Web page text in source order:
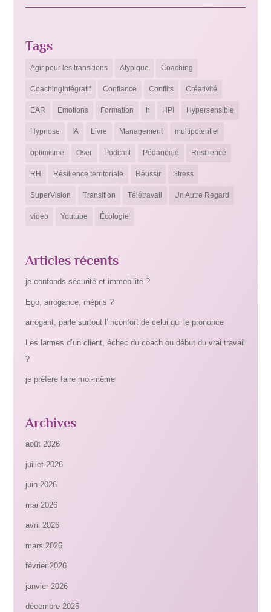
Tags
Agir pour les transitions Atypique Coaching
CoachingIntégratif Confiance Conflits Créativité
EAR Emotions Formation h HPI Hypersensible
Hypnose IA Livre Management multipotentiel
optimisme Oser Podcast Pédagogie Resilience
RH Résilience territoriale Réussir Stress
SuperVision Transition Télétravail Un Autre Regard
vidéo Youtube Écologie
Articles récents
je confonds sécurité et immobilité ?
Ego, arrogance, mépris ?
arrogant, parle surtout l’inconfort de celui qui le prononce
Les larmes d’un client, échec du coach ou début du vrai travail
?
je préfère faire moi-même
Archives
août 2026
juillet 2026
juin 2026
mai 2026
avril 2026
mars 2026
février 2026
janvier 2026
décembre 2025